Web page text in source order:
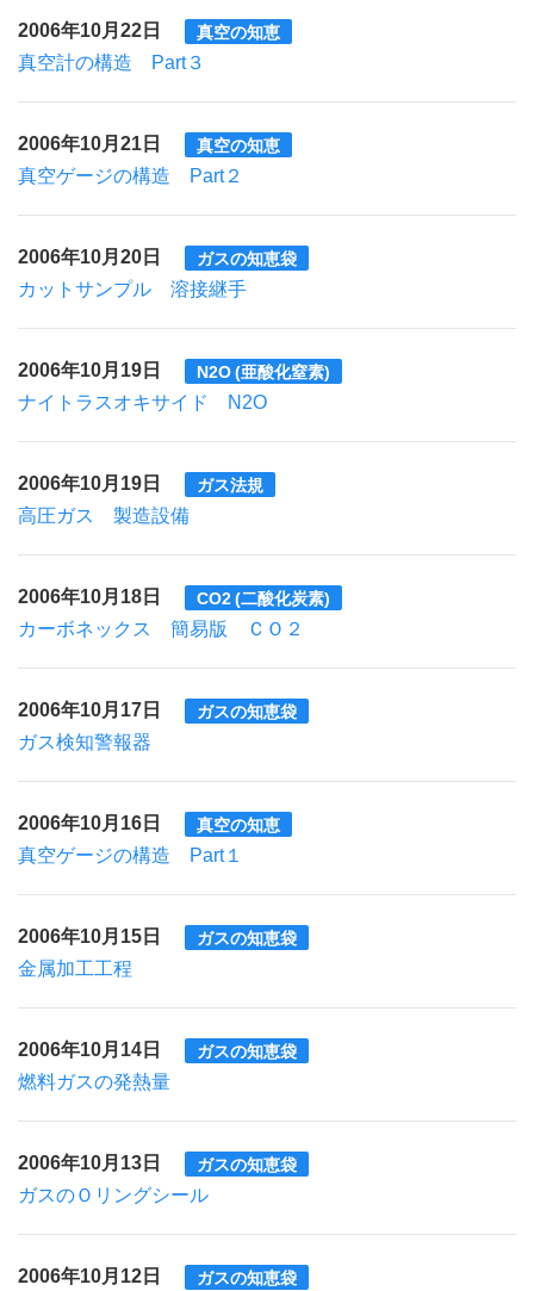
2006年10月22日 真空の知恵
真空計の構造 Part３
2006年10月21日 真空の知恵
真空ゲージの構造 Part２
2006年10月20日 ガスの知恵袋
カットサンプル 溶接継手
2006年10月19日 N2O (亜酸化窒素)
ナイトラスオキサイド N2O
2006年10月19日 ガス法規
高圧ガス 製造設備
2006年10月18日 CO2 (二酸化炭素)
カーボネックス 簡易版 ＣＯ２
2006年10月17日 ガスの知恵袋
ガス検知警報器
2006年10月16日 真空の知恵
真空ゲージの構造 Part１
2006年10月15日 ガスの知恵袋
金属加工工程
2006年10月14日 ガスの知恵袋
燃料ガスの発熱量
2006年10月13日 ガスの知恵袋
ガスのＯリングシール
2006年10月12日 ガスの知恵袋